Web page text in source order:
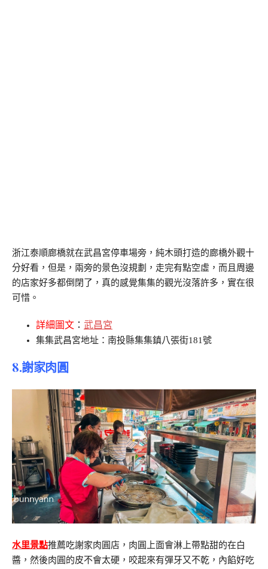
浙江泰順廊橋就在武昌宮停車場旁，純木頭打造的廊橋外觀十
分好看，但是，兩旁的景色沒規劃，走完有點空虛，而且周邊
的店家好多都倒閉了，真的感覺集集的觀光沒落許多，實在很
可惜。
詳細圖文 ： 武昌宮
集集武昌宮地址：南投縣集集鎮八張街181號
8.謝家肉圓
水里景點推薦吃謝家肉圓店，肉圓上面會淋上帶點甜的在白
醬，然後肉圓的皮不會太硬，咬起來有彈牙又不乾，內餡好吃